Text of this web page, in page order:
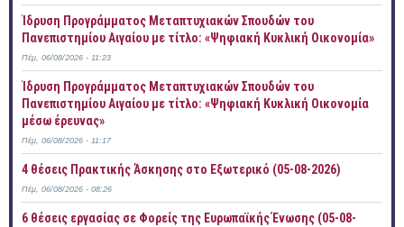
Ίδρυση Προγράμματος Μεταπτυχιακών Σπουδών του
Πανεπιστημίου Αιγαίου με τίτλο: «Ψηφιακή Κυκλική Οικονομία»
Πέμ, 06/08/2026 - 11:23
Ίδρυση Προγράμματος Μεταπτυχιακών Σπουδών του
Πανεπιστημίου Αιγαίου με τίτλο: «Ψηφιακή Κυκλική Οικονομία
μέσω έρευνας»
Πέμ, 06/08/2026 - 11:17
4 θέσεις Πρακτικής Άσκησης στο Εξωτερικό (05-08-2026)
Πέμ, 06/08/2026 - 08:26
6 θέσεις εργασίας σε Φορείς της Ευρωπαϊκής Ένωσης (05-08-